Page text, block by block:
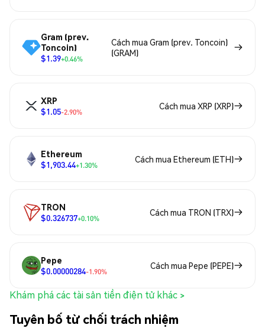
Gram (prev.
Toncoin)
$1.39+0.46%
Cách mua Gram (prev. Toncoin)
(GRAM)
XRP
$1.05-2.90%
Cách mua XRP (XRP)
Ethereum
$1,903.44+1.30%
Cách mua Ethereum (ETH)
TRON
$0.326737+0.10%
Cách mua TRON (TRX)
Pepe
$0.00000284-1.90%
Cách mua Pepe (PEPE)
Khám phá các tài sản tiền điện tử khác >
Tuyên bố từ chối trách nhiệm